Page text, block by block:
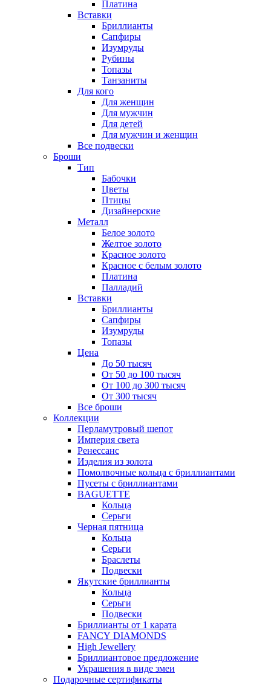
Платина
Вставки
Бриллианты
Сапфиры
Изумруды
Рубины
Топазы
Танзаниты
Для кого
Для женщин
Для мужчин
Для детей
Для мужчин и женщин
Все подвески
Броши
Тип
Бабочки
Цветы
Птицы
Дизайнерские
Металл
Белое золото
Желтое золото
Красное золото
Красное с белым золото
Платина
Палладий
Вставки
Бриллианты
Сапфиры
Изумруды
Топазы
Цена
До 50 тысяч
От 50 до 100 тысяч
От 100 до 300 тысяч
От 300 тысяч
Все броши
Коллекции
Перламутровый шепот
Империя света
Ренессанс
Изделия из золота
Помолвочные кольца с бриллиантами
Пусеты с бриллиантами
BAGUETTE
Кольца
Серьги
Черная пятница
Кольца
Серьги
Браслеты
Подвески
Якутские бриллианты
Кольца
Серьги
Подвески
Бриллианты от 1 карата
FANCY DIAMONDS
High Jewellery
Бриллиантовое предложение
Украшения в виде змеи
Подарочные сертификаты